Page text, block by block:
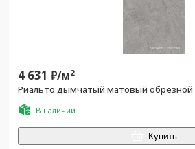
4 631 ₽/м2
Риальто дымчатый матовый обрезной
В наличии
Купить